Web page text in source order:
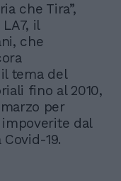
che Tira”,
il
che
tema del
fino al 2010,
per
dal
19.